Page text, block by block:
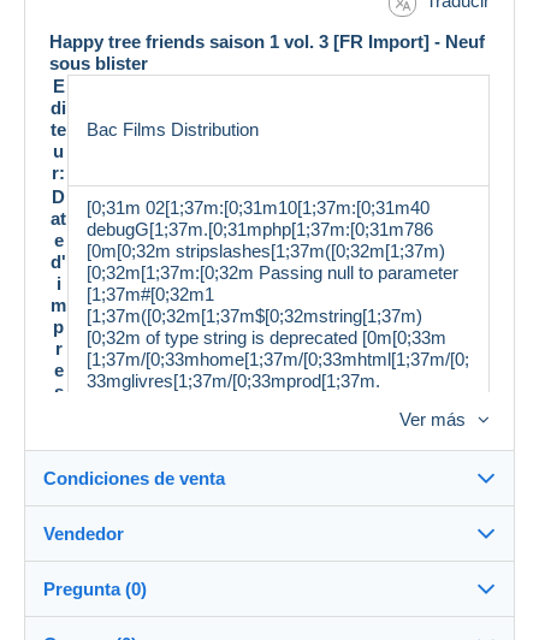
Happy tree friends saison 1 vol. 3 [FR Import] - Neuf
sous blister
E
di
te
u
r:
Bac Films Distribution
D
at
e
d'
i
m
p
r
e
s
n
:
[0;31m 02[1;37m:[0;31m10[1;37m:[0;31m40
debugG[1;37m.[0;31mphp[1;37m:[0;31m786
[0m[0;32m stripslashes[1;37m([0;32m[1;37m)
[0;32m[1;37m:[0;32m Passing null to parameter
[1;37m#[0;32m1
[1;37m([0;32m[1;37m$[0;32mstring[1;37m)
[0;32m of type string is deprecated [0m[0;33m
[1;37m/[0;33mhome[1;37m/[0;33mhtml[1;37m/[0;
33mglivres[1;37m/[0;33mprod[1;37m.
s[1;37m/[0;33mclasses[1;37m/[0;33mmp[1;37m/
[0;33mdelcampe[1;37m/[0;33mdesc[1;37m.
[0;33mphp [0m[0;34m 42 [0m
F
o
r
m
at
13 76x1 48x18 03cm
Ver más
Condiciones de venta
Envío tras el pago dentro de los 14 días
Vendedor
Demonsetmerveilles99%(3842x)
Pregunta (0)